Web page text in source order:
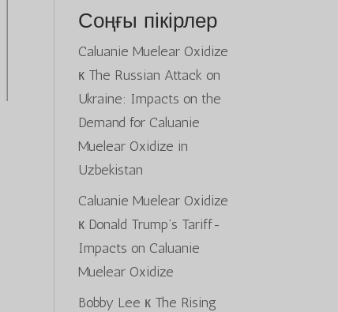
Соңғы пікірлер
Caluanie Muelear Oxidize
к The Russian Attack on
Ukraine: Impacts on the
Demand for Caluanie
Muelear Oxidize in
Uzbekistan
Caluanie Muelear Oxidize
к Donald Trump’s Tariff-
Impacts on Caluanie
Muelear Oxidize
Bobby Lee к The Rising